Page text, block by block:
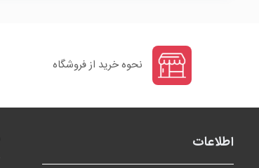
نحوه خرید از فروشگاه
اطلاعات